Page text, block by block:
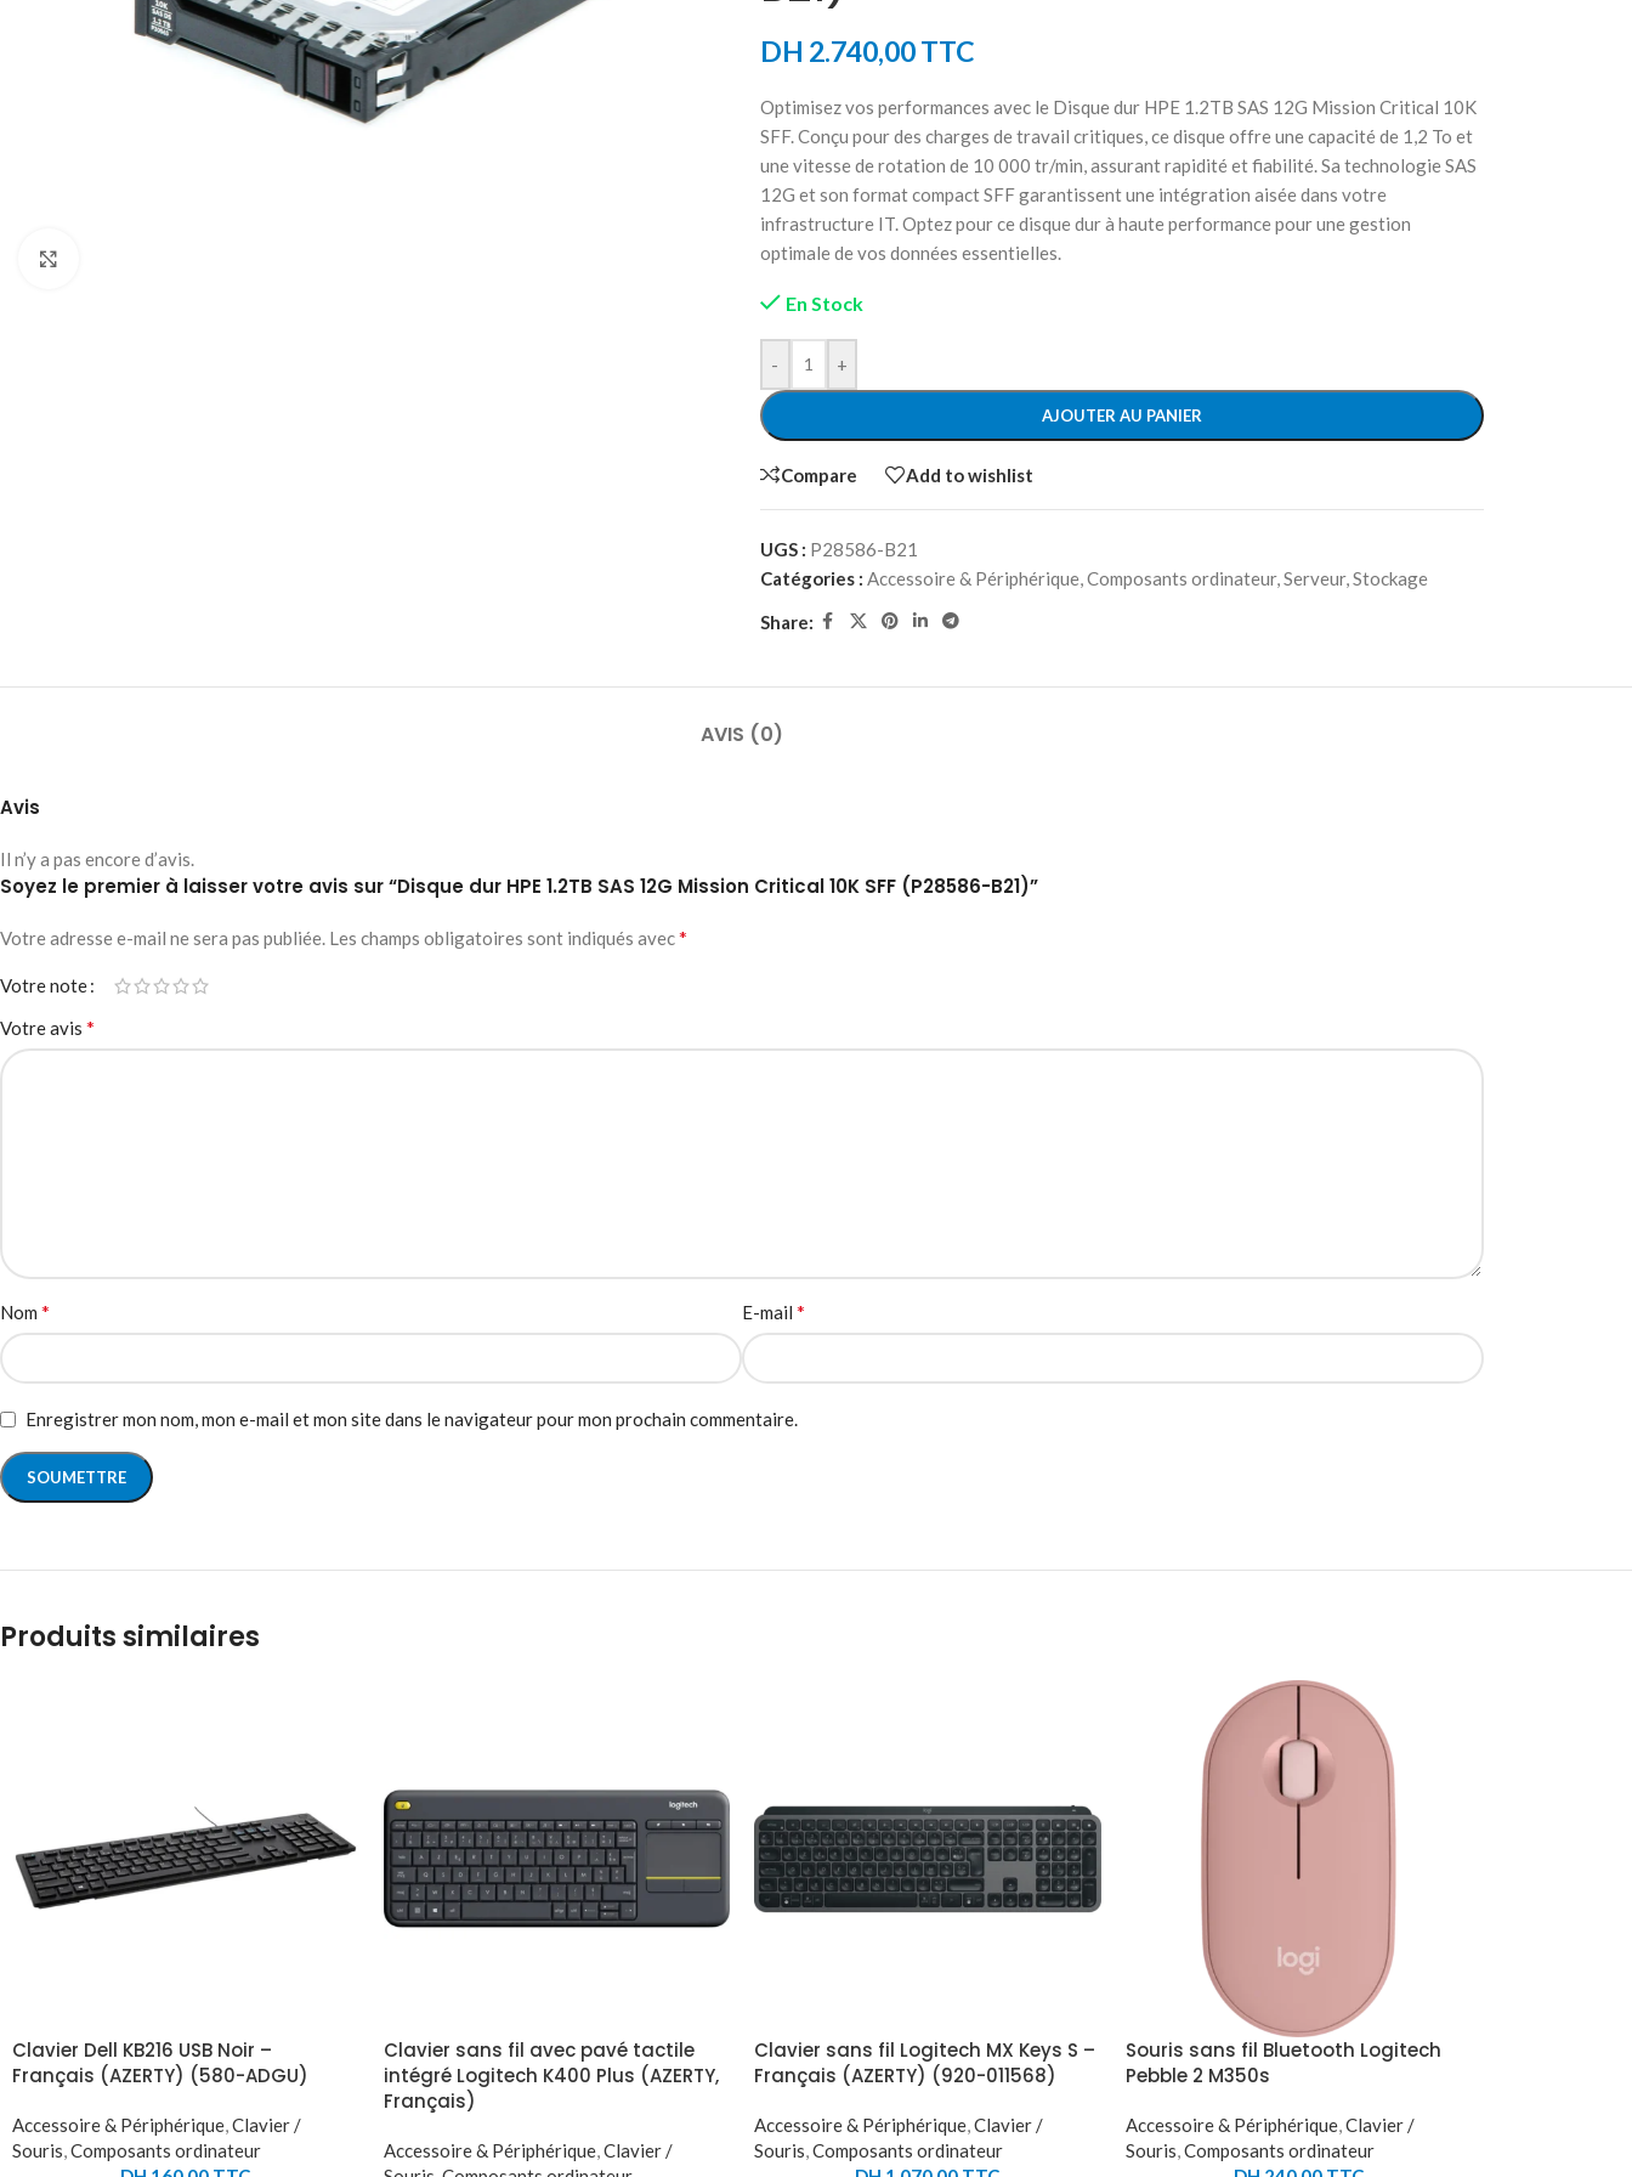
DH 2.740,00TTC
Optimisez vos performances avec le Disque dur HPE 1.2TB SAS 12G Mission Critical 10K
SFF. Conçu pour des charges de travail critiques, ce disque offre une capacité de 1,2 To et
une vitesse de rotation de 10 000 tr/min, assurant rapidité et fiabilité. Sa technologie SAS
12G et son format compact SFF garantissent une intégration aisée dans votre
infrastructure IT. Optez pour ce disque dur à haute performance pour une gestion
optimale de vos données essentielles.
En Stock
- +
AJOUTER AU PANIER
Compare Add to wishlist
UGS : P28586-B21
Catégories : Accessoire & Périphérique,Composants ordinateur,Serveur,Stockage
Share:
AVIS (0)
Avis
Il n’y a pas encore d’avis.
Soyez le premier à laisser votre avis sur “Disque dur HPE 1.2TB SAS 12G Mission Critical 10K SFF (P28586-B21)”
Votre adresse e-mail ne sera pas publiée. Les champs obligatoires sont indiqués avec*
Votre note
Votre avis *
Nom * E-mail *
Enregistrer mon nom, mon e-mail et mon site dans le navigateur pour mon prochain commentaire.
Produits similaires
Clavier Dell KB216 USB Noir –
Français (AZERTY) (580-ADGU)
Accessoire & Périphérique,Clavier /
Souris,Composants ordinateur
Clavier sans fil avec pavé tactile
intégré Logitech K400 Plus (AZERTY,
Français)
Accessoire & Périphérique,Clavier /
Clavier sans fil Logitech MX Keys S –
Français (AZERTY) (920-011568)
Accessoire & Périphérique,Clavier /
Souris,Composants ordinateur
Souris sans fil Bluetooth Logitech
Pebble 2 M350s
Accessoire & Périphérique,Clavier /
Souris,Composants ordinateur